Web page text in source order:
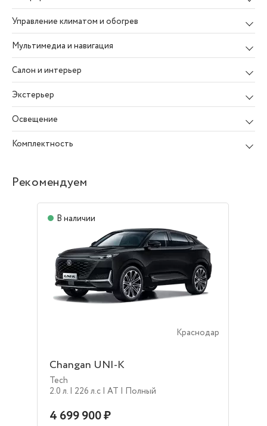
Управление климатом и обогрев
Мультимедиа и навигация
Салон и интерьер
Экстерьер
Освещение
Комплектность
Рекомендуем
В наличии
Краснодар
Changan UNI-K
Tech
2.0 л. | 226 л.c | AT | Полный
4 699 900 ₽